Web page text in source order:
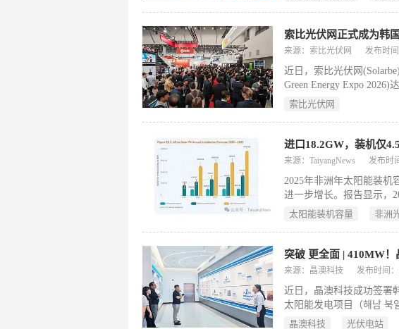
发电装机容量,使累计装机
来源：索比光伏网 发布时
近日，索比光伏网
Green Energy Expo
伴。双方将围绕展会传播
索比光伏网
来源：TaiyangNews 发布时
2025年非洲年太阳能装机
进一步增长。报告显示，
然而，GSC重点指出了光
规划和监管能与市场现实
年非洲光伏装机量有望超
太阳能装机容量 非洲
来源：晶澳科技 发布时间：
近日，晶澳科技成功签
太阳能发电项目（해남 북
目是韩国政府推进碳中和
晶澳科技 光伏电站